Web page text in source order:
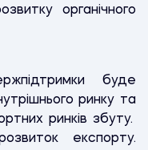
органічного
буде
ринку та
ринків збуту.
експорту.